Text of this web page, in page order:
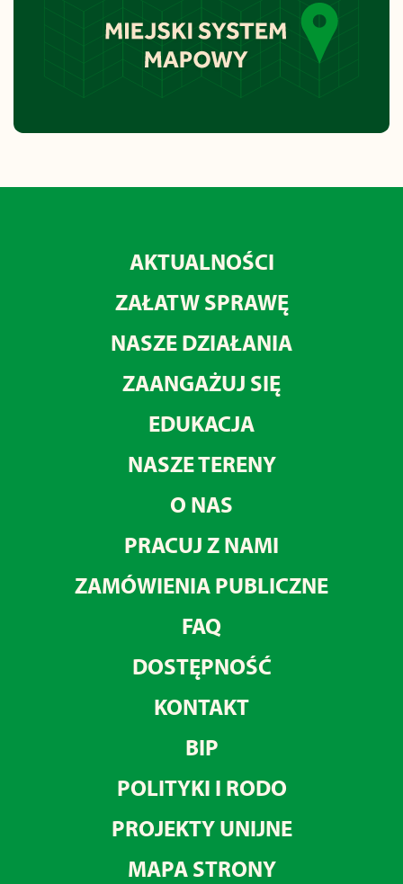
AKTUALNOŚCI
ZAŁATW SPRAWĘ
NASZE DZIAŁANIA
ZAANGAŻUJ SIĘ
EDUKACJA
NASZE TERENY
O NAS
PRACUJ Z NAMI
ZAMÓWIENIA PUBLICZNE
FAQ
DOSTĘPNOŚĆ
KONTAKT
BIP
POLITYKI I RODO
PROJEKTY UNIJNE
MAPA STRONY